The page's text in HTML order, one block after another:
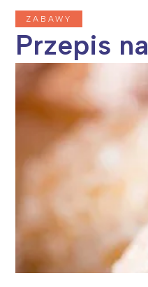
ZABAWY
Przepis